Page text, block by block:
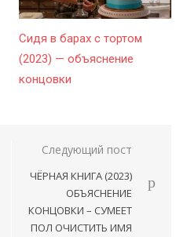
Сидя в барах с тортом
(2023) — объяснение
концовки
Следующий пост
ЧЁРНАЯ КНИГА (2023)
ОБЪЯСНЕНИЕ
КОНЦОВКИ – СУМЕЕТ
ПОЛ ОЧИСТИТЬ ИМЯ